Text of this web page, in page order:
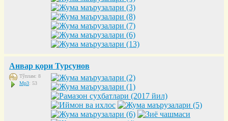
Анвар қори Турсунов
Тўплам: 8
Mp3: 53